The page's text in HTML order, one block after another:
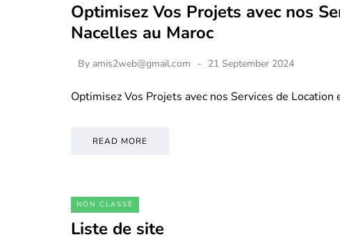
Optimisez Vos Projets avec nos
Nacelles au Maroc
By amis2web@gmail.com 21 September 2024
Optimisez Vos Projets avec nos Services de
READ MORE
NON CLASSÉ
Liste de site